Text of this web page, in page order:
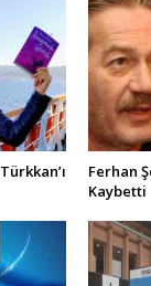
Ferhan
Kaybetti